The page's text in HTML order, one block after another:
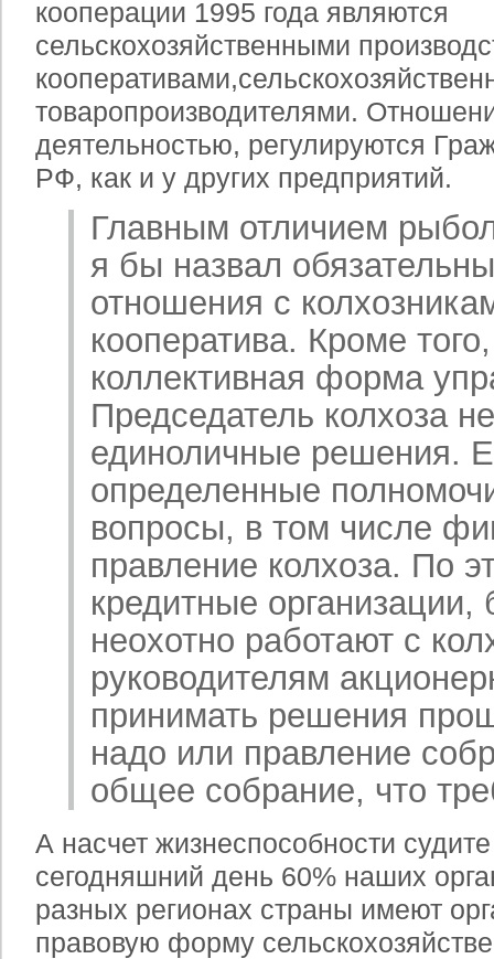
кооперации 1995 года являются
сельскохозяйственными
кооперативами,
товаропроизводителями.
деятельностью, регулируются
РФ, как и у других предприятий.
Главным отличием
я бы назвал
отношения с
кооператива. Кроме
коллективная форма
Председатель колхоза
единоличные решения.
определенные
вопросы, в том числе
правление колхоза. По
кредитные организации,
неохотно работают с
руководителям
принимать решения
надо или правление
общее собрание, что
А насчет жизнеспособности
сегодняшний день 60% наших
разных регионах страны имеют
правовую форму